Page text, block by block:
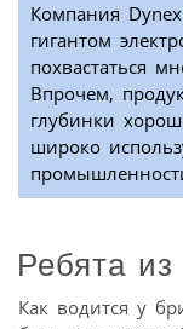
Компания
гигантом
похвастаться
Впрочем,
глубинки
широко
Ребята из
Как водится у